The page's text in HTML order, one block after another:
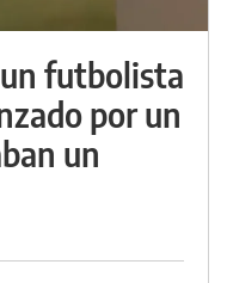
futbolista
por un
un